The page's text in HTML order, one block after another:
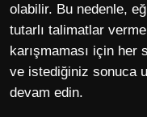
olabilir. Bu nedenle,
tutarlı talimatlar
karışmaması için her
ve istediğiniz sonuca
devam edin.